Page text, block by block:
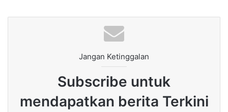
Jangan Ketinggalan
Subscribe untuk
mendapatkan berita Terkini